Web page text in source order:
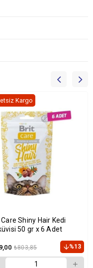
Shiny Hair Kedi
50 gr x 6 Adet
₺803,85 %13
Kargo